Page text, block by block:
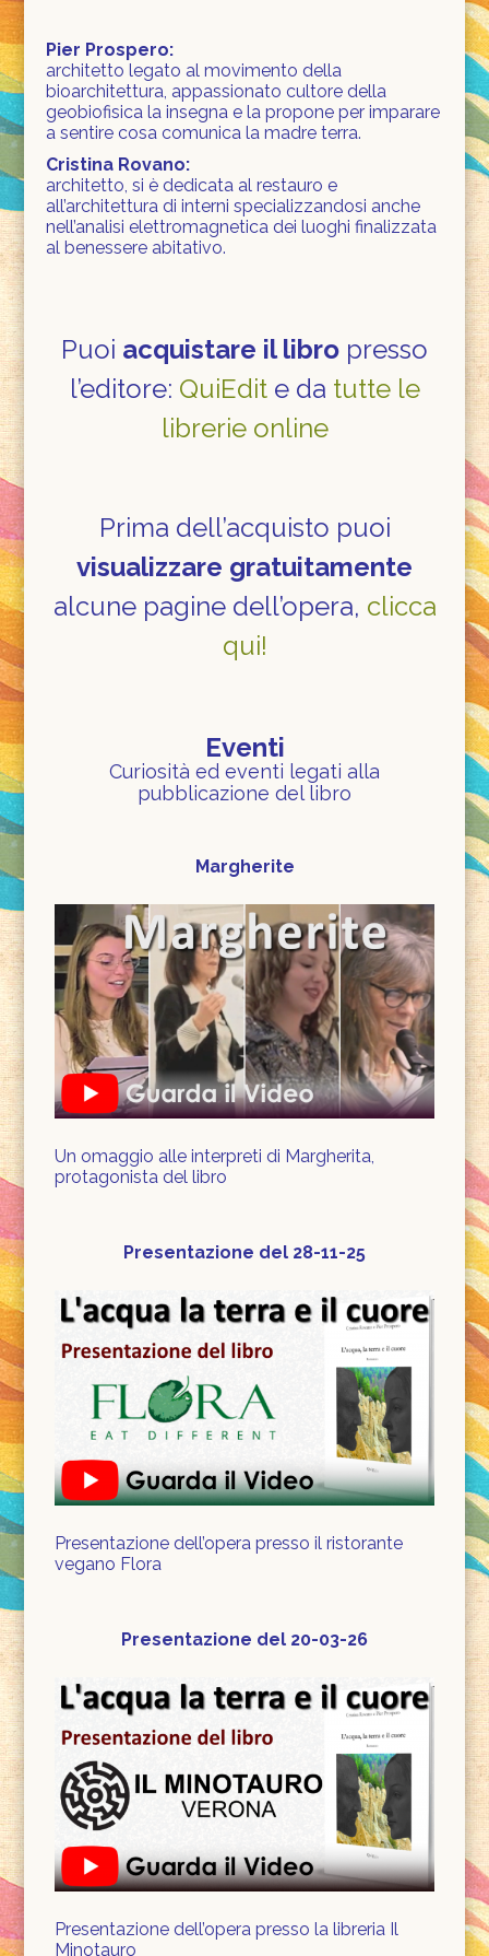
Pier Prospero:
architetto legato al movimento della
bioarchitettura, appassionato cultore della
geobiofisica la insegna e la propone per imparare
a sentire cosa comunica la madre terra.
Cristina Rovano:
architetto, si è dedicata al restauro e
all’architettura di interni specializzandosi anche
nell’analisi elettromagnetica dei luoghi finalizzata
al benessere abitativo.
Puoi acquistare il libro presso
l’editore: QuiEdite da tutte le
librerie online
Prima dell’acquisto puoi
visualizzare gratuitamente
alcune pagine dell’opera, clicca
qui!
Eventi
Curiosità ed eventi legati alla
pubblicazione del libro
Margherite
Un omaggio alle interpreti di Margherita,
protagonista del libro
Presentazione del 28-11-25
Presentazione dell’opera presso il ristorante
vegano Flora
Presentazione del 20-03-26
Presentazione dell’opera presso la libreria Il
Minotauro